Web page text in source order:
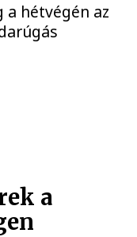
a hétvégén az
a